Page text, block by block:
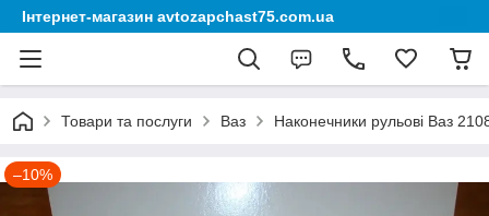
Інтернет-магазин avtozapchast75.com.ua
Товари та послуги Ваз Наконечники рульові Ваз
–10%